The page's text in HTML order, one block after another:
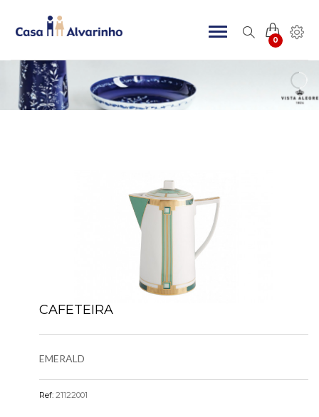
0
CAFETEIRA
EMERALD
Ref: 21122001